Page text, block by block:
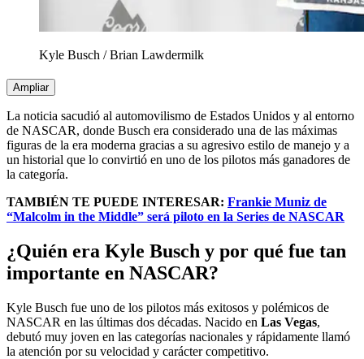
Kyle Busch /Brian Lawdermilk
Ampliar
La noticia sacudió al automovilismo de Estados Unidos y al entorno
de NASCAR, donde Busch era considerado una de las máximas
figuras de la era moderna gracias a su agresivo estilo de manejo y a
un historial que lo convirtió en uno de los pilotos más ganadores de
la categoría.
TAMBIÉN TE PUEDE INTERESAR: Frankie Muniz de
“Malcolm in the Middle” será piloto en la Series de NASCAR
¿Quién era Kyle Busch y por qué fue tan
importante en NASCAR?
Kyle Busch fue uno de los pilotos más exitosos y polémicos de
NASCAR en las últimas dos décadas. Nacido en Las Vegas,
debutó muy joven en las categorías nacionales y rápidamente llamó
la atención por su velocidad y carácter competitivo.